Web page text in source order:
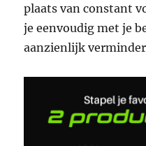
plaats van constant
je eenvoudig met je
aanzienlijk